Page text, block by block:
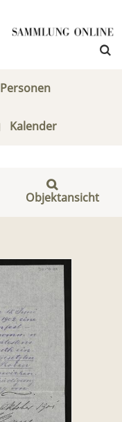
Personen
Kalender
Objektansicht